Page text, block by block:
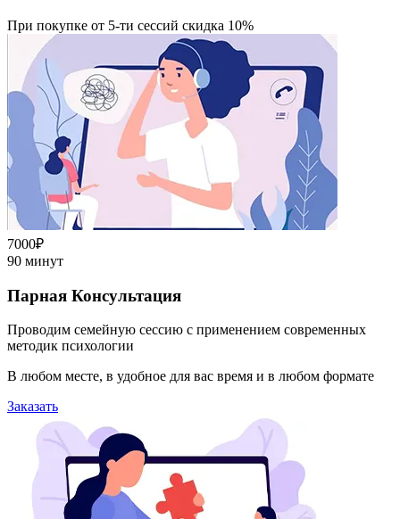
При покупке от 5-ти сессий скидка 10%
7000₽
90 минут
Парная Консультация
Проводим семейную сессию с применением современных
методик психологии
В любом месте, в удобное для вас время и в любом формате
Заказать